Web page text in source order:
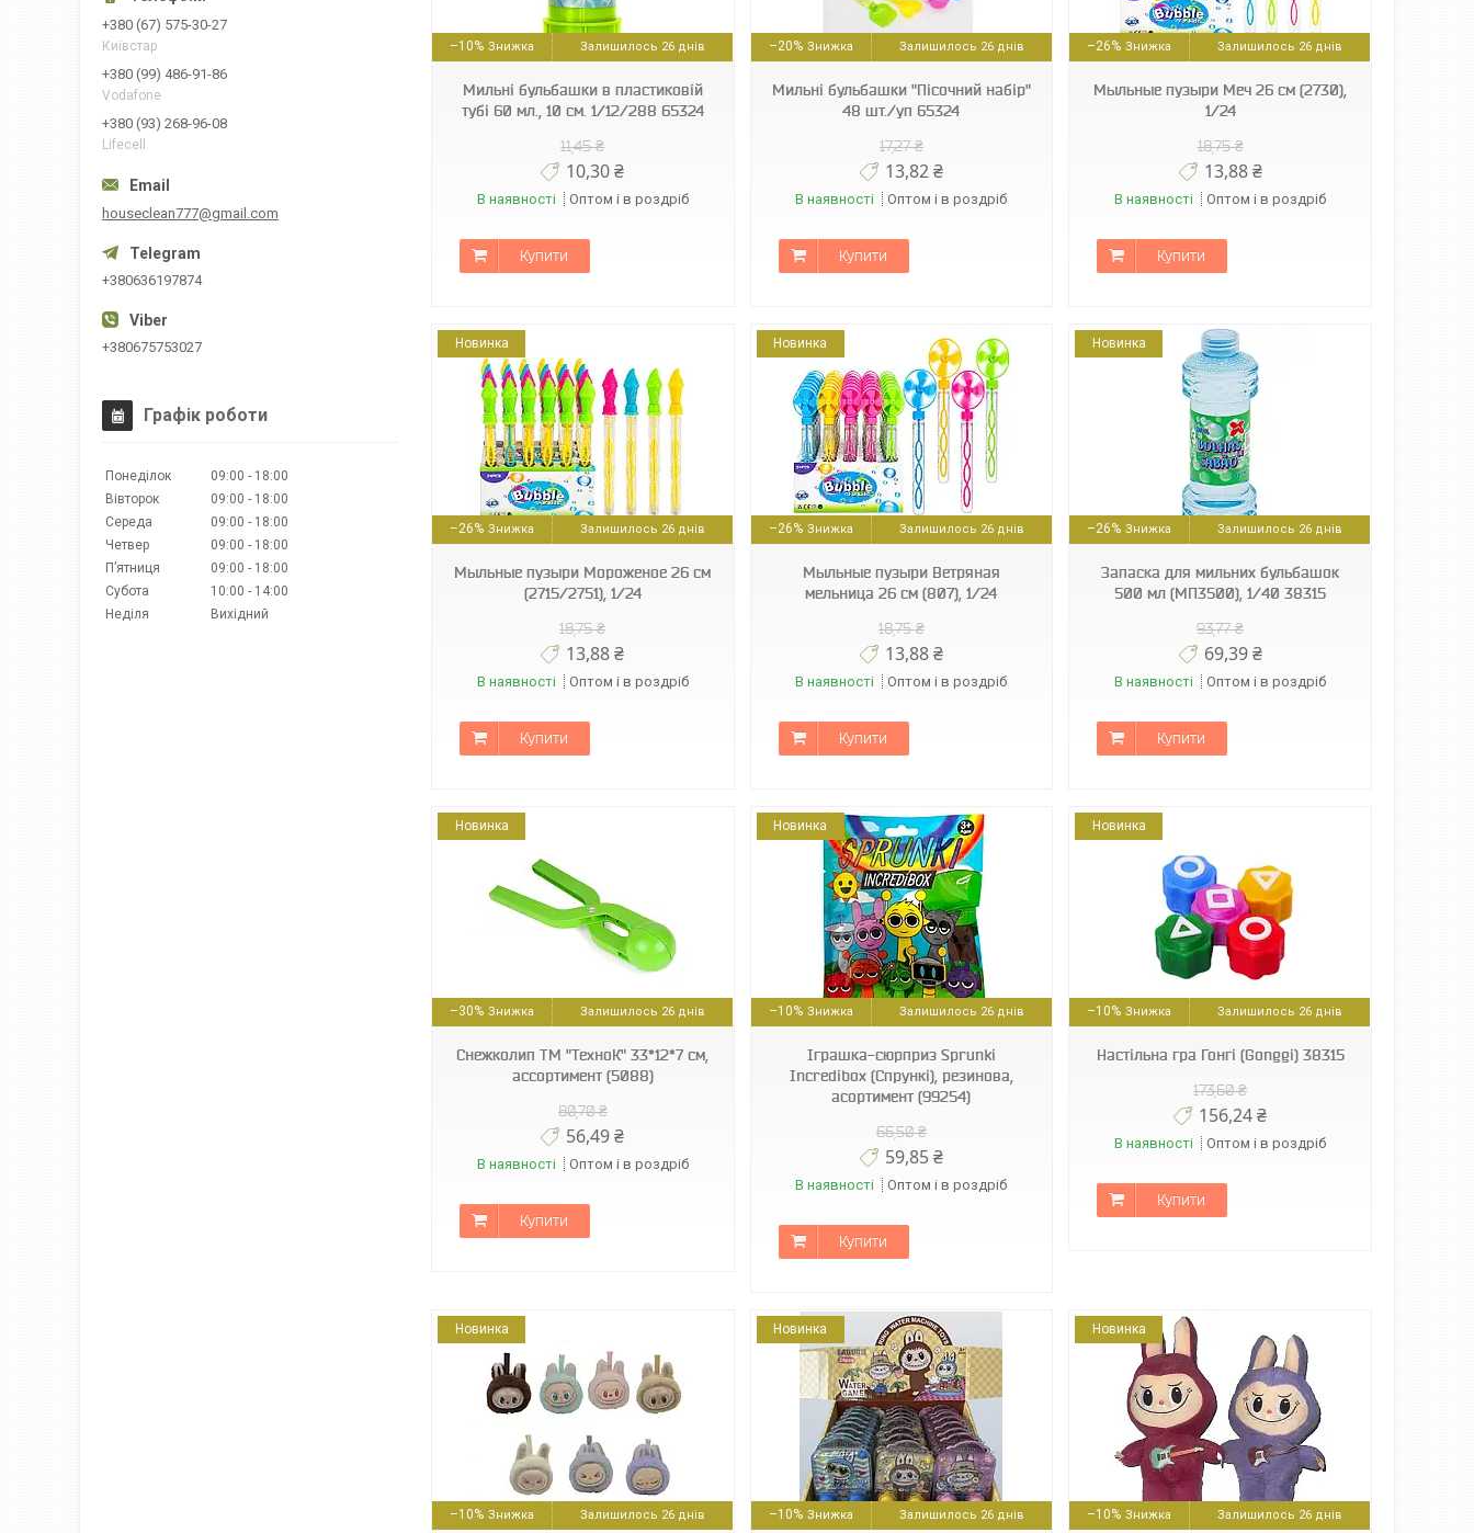
6903317374236
–10% Залишилось 26 днів
Мильні бульбашки в пластиковій
тубі 60 мл., 10 см. 1/12/288 65324
11,45 ₴
10,30 ₴
В наявності Оптом і в роздріб
Купити
–20% Залишилось 26 днів
Мильні бульбашки "Пісочний набір"
48 шт./уп 65324
17,27 ₴
13,82 ₴
В наявності Оптом і в роздріб
Купити
–26% Залишилось 26 днів
Мыльные пузыри Меч 26 см (2730),
1/24
18,75 ₴
13,88 ₴
В наявності Оптом і в роздріб
Купити
Новинка
–26% Залишилось 26 днів
Мыльные пузыри Мороженое 26 см
(2715/2751), 1/24
18,75 ₴
13,88 ₴
В наявності Оптом і в роздріб
Купити
9987456123099
Новинка
–26% Залишилось 26 днів
Мыльные пузыри Ветряная
мельница 26 см (807), 1/24
18,75 ₴
13,88 ₴
В наявності Оптом і в роздріб
Купити
6920011247918
Новинка
–26% Залишилось 26 днів
Запаска для мильних бульбашок
500 мл (МП3500), 1/40 38315
93,77 ₴
69,39 ₴
В наявності Оптом і в роздріб
Купити
Новинка
–30% Залишилось 26 днів
Снежколип ТМ "ТехноК" 33*12*7 см,
ассортимент (5088)
80,70 ₴
56,49 ₴
В наявності Оптом і в роздріб
Купити
Новинка
–10% Залишилось 26 днів
Іграшка-сюрприз Sprunki
Incredibox (Спрункі), резинова,
асортимент (99254)
66,50 ₴
59,85 ₴
В наявності Оптом і в роздріб
Купити
8447265316804
Новинка
–10% Залишилось 26 днів
Настільна гра Гонгі (Gonggi) 38315
173,60 ₴
156,24 ₴
В наявності Оптом і в роздріб
Купити
Новинка
–10% Залишилось 26 днів
1003-24
Новинка
–10% Залишилось 26 днів
62739
Новинка
–10% Залишилось 26 днів
+380 (67) 575-30-27
Київстар
+380 (99) 486-91-86
Vodafone
+380 (93) 268-96-08
Lifecell
houseclean777@gmail.com
+380636197874
+380675753027
Графік роботи
Понеділок 09:00
18:00
Вівторок
09:00
18:00
Середа
09:00
18:00
Четвер
09:00
18:00
Пʼятниця
09:00
18:00
Субота
10:00
14:00
Неділя
Вихідний